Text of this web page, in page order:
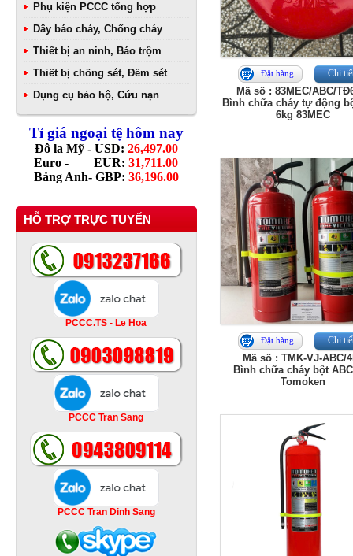
Phụ kiện PCCC tổng hợp
Dây báo cháy, Chống cháy
Thiết bị an ninh, Báo trộm
Thiết bị chống sét, Đếm sét
Dụng cụ bảo hộ, Cứu nạn
Tỉ giá ngoại tệ hôm nay
Đô la Mỹ - USD: 26,497.00
Euro - EUR: 31,711.00
Bảng Anh- GBP: 36,196.00
HỖ TRỢ TRỰC TUYẾN
PCCC.TS - Le Hoa
PCCC Tran Sang
PCCC Tran Dinh Sang
Đặt hàng Chi
Mã số : 83MEC/ABC/
Bình chữa cháy tự động
6kg 83MEC
Đặt hàng Chi
Mã số : TMK-VJ-ABC/
Bình chữa cháy bột
Tomoken